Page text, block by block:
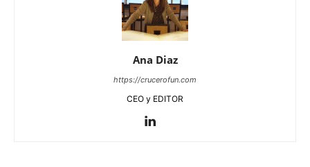
Ana Diaz
https://crucerofun.com
CEO y EDITOR